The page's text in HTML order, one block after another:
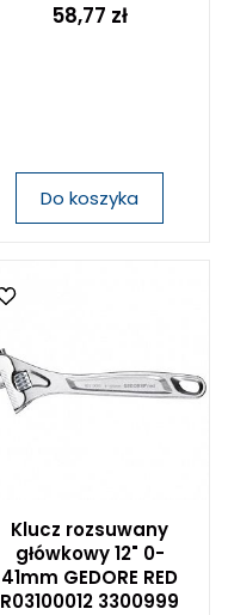
58,77 zł
Do koszyka
Klucz rozsuwany
główkowy 12" 0-
41mm GEDORE RED
R03100012 3300999